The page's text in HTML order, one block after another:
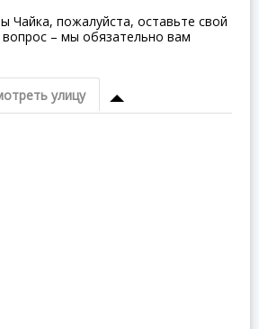
Чайка, пожалуйста, оставьте свой
вопрос – мы обязательно вам
улицу